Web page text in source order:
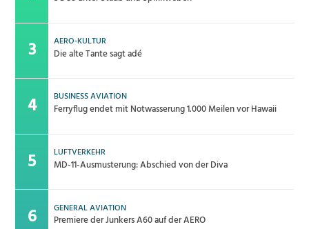
AERO-KULTUR
Die alte Tante sagt adé
BUSINESS AVIATION
Ferryflug endet mit Notwasserung 1.000 Meilen vor Hawaii
LUFTVERKEHR
MD-11-Ausmusterung: Abschied von der Diva
GENERAL AVIATION
Premiere der Junkers A60 auf der AERO